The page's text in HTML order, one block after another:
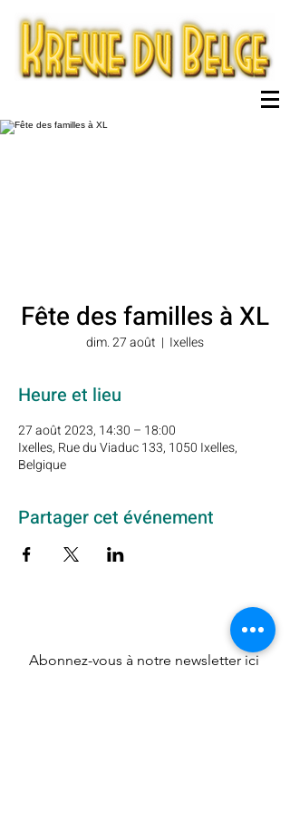
Fête des familles à XL
dim. 27 août
  |
Ixelles
Heure et lieu
27 août 2023, 14:30 – 18:00
Ixelles, Rue du Viaduc 133, 1050 Ixelles,
Belgique
Partager cet événement
Abonnez-vous à notre newsletter ici